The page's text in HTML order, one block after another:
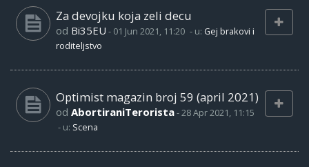
Za devojku koja zeli decu
od Bi35EU - 01 Jun 2021, 11:20 - u: Gej brakovi i
roditeljstvo
Optimist magazin broj 59 (april 2021)
od AbortiraniTerorista-28 Apr 2021, 11:15
- u: Scena